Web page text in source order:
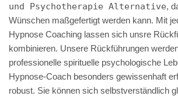
und Psychotherapie Alternative,
Wünschen maßgefertigt werden kann. Mit
Hypnose Coaching lassen sich unsre
kombinieren. Unsere Rückführungen
professionelle spirituelle psychologische
Hypnose-Coach besonders gewissenhaft
robust. Sie können sich selbstverständlich